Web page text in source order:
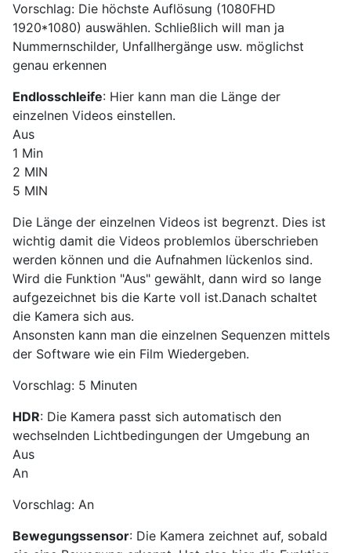
Vorschlag: Die höchste Auflösung (1080FHD
1920*1080) auswählen. Schließlich will man ja
Nummernschilder, Unfallhergänge usw. möglichst
genau erkennen
Endlosschleife: Hier kann man die Länge der
einzelnen Videos einstellen.
Aus
1 Min
2 MIN
5 MIN
Die Länge der einzelnen Videos ist begrenzt. Dies ist
wichtig damit die Videos problemlos überschrieben
werden können und die Aufnahmen lückenlos sind.
Wird die Funktion "Aus" gewählt, dann wird so lange
aufgezeichnet bis die Karte voll ist.Danach schaltet
die Kamera sich aus.
Ansonsten kann man die einzelnen Sequenzen mittels
der Software wie ein Film Wiedergeben.
Vorschlag: 5 Minuten
HDR: Die Kamera passt sich automatisch den
wechselnden Lichtbedingungen der Umgebung an
Aus
An
Vorschlag: An
Bewegungssensor: Die Kamera zeichnet auf, sobald